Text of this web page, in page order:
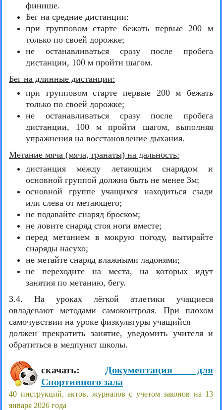
финише.
Бег на средние дистанции:
при групповом старте бежать первые 200 м
только по своей дорожке;
не останавливаться сразу после пробега
дистанции, 100 м пройти шагом.
Бег на длинные дистанции:
при групповом старте первые 200 м бежать
только по своей дорожке;
не останавливаться сразу после пробега
дистанции, 100 м пройти шагом, выполняя
упражнения на восстановление дыхания.
Метание мяча (мяча, гранаты) на дальность:
дистанция между летающим снарядом и
основной группой должна быть не менее 3м;
основной группе учащихся находиться сзади
или слева от метающего;
не подавайте снаряд броском;
не ловите снаряд стоя ноги вместе;
перед метанием в мокрую погоду, вытирайте
снаряды насухо;
не метайте снаряд влажными ладонями;
не переходите на места, на которых идут
занятия по метанию, бегу.
3.4. На уроках лёгкой атлетики учащиеся
овладевают методами самоконтроля. При плохом
самочувствии на уроке физкультуры учащийся
должен прекратить занятие, уведомить учителя и
обратиться в медпункт школы.
скачать:
Документация для
Спортивного зала
40 инструкций, актов, журналов с учетом законов на 13
января 2026 года